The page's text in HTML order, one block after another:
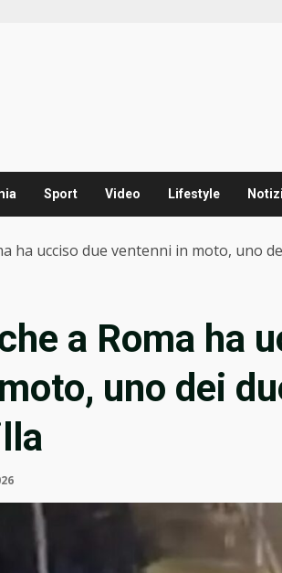
Sport Video Lifestyle
ha ucciso due ventenni in moto, uno
a Roma ha
uno dei